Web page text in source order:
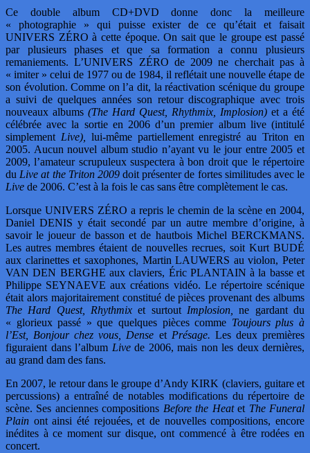
Ce double album CD+DVD donne donc la meilleure
« photographie » qui puisse exister de ce qu’était et faisait
UNIVERS ZÉRO à cette époque. On sait que le groupe est passé
par plusieurs phases et que sa formation a connu plusieurs
remaniements. L’UNIVERS ZÉRO de 2009 ne cherchait pas à
« imiter » celui de 1977 ou de 1984, il reflétait une nouvelle étape de
son évolution. Comme on l’a dit, la réactivation scénique du groupe
a suivi de quelques années son retour discographique avec trois
nouveaux albums (The Hard Quest, Rhythmix, Implosion) et a été
célébrée avec la sortie en 2006 d’un premier album live (intitulé
simplement Live),
lui-même partiellement enregistré au Triton en
2005. Aucun nouvel album studio n’ayant vu le jour entre 2005 et
2009, l’amateur scrupuleux suspectera à bon droit que le répertoire
du Live at the Triton 2009doit présenter de fortes similitudes avec le
Live de 2006. C’est à la fois le cas sans être complètement le cas.
Lorsque UNIVERS ZÉRO a repris le chemin de la scène en 2004,
Daniel DENIS y était secondé par un autre membre d’origine, à
savoir le joueur de basson et de hautbois Michel BERCKMANS.
Les autres membres étaient de nouvelles recrues, soit Kurt BUDÉ
aux clarinettes et saxophones, Martin LAUWERS au violon, Peter
VAN DEN BERGHE aux claviers, Éric PLANTAIN à la basse et
Philippe SEYNAEVE aux créations vidéo. Le répertoire scénique
était alors majoritairement constitué de pièces provenant des albums
The Hard Quest, Rhythmix et surtout Implosion,
ne gardant du
« glorieux passé » que quelques pièces comme Toujours plus à
l’Est, Bonjour chez vous, Dense et Présage. Les deux premières
figuraient dans l’album Livede 2006, mais non les deux dernières,
au grand dam des fans.
En 2007, le retour dans le groupe d’Andy KIRK (claviers, guitare et
percussions) a entraîné de notables modifications du répertoire de
scène. Ses anciennes compositions Before the Heatet The Funeral
Plain ont ainsi été rejouées, et de nouvelles compositions, encore
inédites à ce moment sur disque, ont commencé à être rodées en
concert.